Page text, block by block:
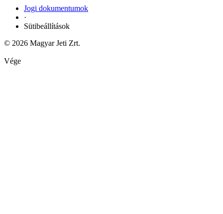
Jogi dokumentumok
·
Sütibeállítások
© 2026 Magyar Jeti Zrt.
Vége